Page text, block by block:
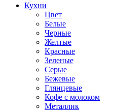
Кухни
Цвет
Белые
Черные
Желтые
Красные
Зеленые
Серые
Бежевые
Глянцевые
Кофе с молоком
Металлик